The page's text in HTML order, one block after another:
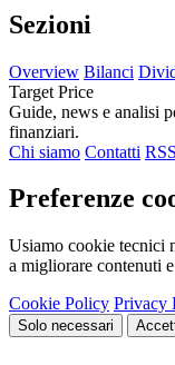
Sezioni
Overview Bilanci
Target Price
Guide, news e analisi
finanziari.
Chi siamo Contatti RSS
Preferenze
Usiamo cookie tecnici
a migliorare contenuti
Cookie Policy Privacy
Solo necessari